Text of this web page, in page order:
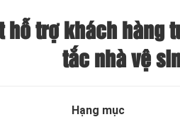
hỗ trợ khách hàng
tắc nhà vệ
Hạng mục